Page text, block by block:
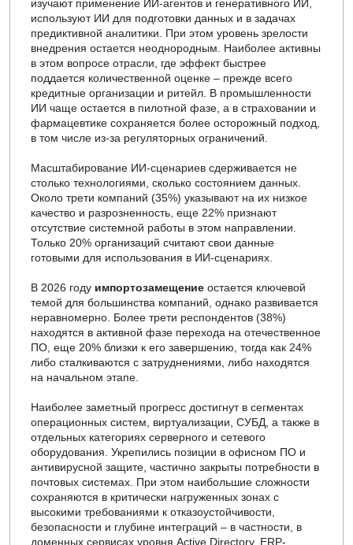
изучают применение ИИ-агентов и генеративного ИИ,
используют ИИ для подготовки данных и в задачах
предиктивной аналитики. При этом уровень зрелости
внедрения остается неоднородным. Наиболее активны
в этом вопросе отрасли, где эффект быстрее
поддается количественной оценке – прежде всего
кредитные организации и ритейл. В промышленности
ИИ чаще остается в пилотной фазе, а в страховании и
фармацевтике сохраняется более осторожный подход,
в том числе из-за регуляторных ограничений.
Масштабирование ИИ-сценариев сдерживается не
столько технологиями, сколько состоянием данных.
Около трети компаний (35%) указывают на их низкое
качество и разрозненность, еще 22% признают
отсутствие системной работы в этом направлении.
Только 20% организаций считают свои данные
готовыми для использования в ИИ-сценариях.
В 2026 году импортозамещение остается ключевой
темой для большинства компаний, однако развивается
неравномерно. Более трети респондентов (38%)
находятся в активной фазе перехода на отечественное
ПО, еще 20% близки к его завершению, тогда как 24%
либо сталкиваются с затруднениями, либо находятся
на начальном этапе.
Наиболее заметный прогресс достигнут в сегментах
операционных систем, виртуализации, СУБД, а также в
отдельных категориях серверного и сетевого
оборудования. Укрепились позиции в офисном ПО и
антивирусной защите, частично закрыты потребности в
почтовых системах. При этом наибольшие сложности
сохраняются в критически нагруженных зонах с
высокими требованиями к отказоустойчивости,
безопасности и глубине интеграций – в частности, в
доменных сервисах уровня Active Directory, ERP-